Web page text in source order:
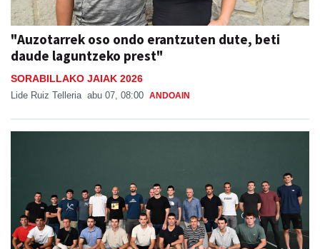
"Auzotarrek oso ondo erantzuten dute, beti
daude laguntzeko prest"
SORABILLAKO JAIAK 2026
Lide Ruiz Telleria abu 07, 08:00 ANDOAIN